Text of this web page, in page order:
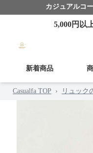
カジュアルコ
5,000円以
新着商品
Casualfa TOP › リュック